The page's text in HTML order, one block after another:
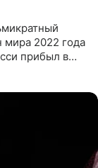
мира 2022 года
прибыл в